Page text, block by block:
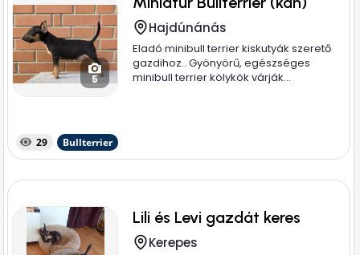
5
Hajdúnánás
Eladó minibull terrier kiskutyák szerető
gazdihoz.. Gyönyörű, egészséges
minibull terrier kölykök várják...
29 Bullterrier
Lili és Levi gazdát keres
Kerepes